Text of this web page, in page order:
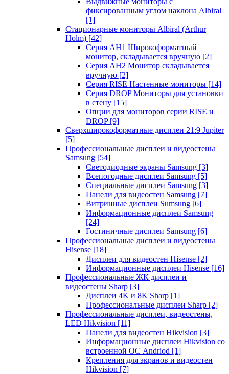
фиксированным углом наклона Albiral
[1]
Стационарные мониторы Albiral (Arthur
Holm) [42]
Серия AH1 Широкоформатный
монитор, складывается вручную [2]
Серия AH2 Монитор складывается
вручную [2]
Серия RISE Настенные мониторы [14]
Серия DROP Мониторы для установки
в стену [15]
Опции для мониторов серии RISE и
DROP [9]
Сверхширокоформатные дисплеи 21:9 Jupiter
[5]
Профессиональные дисплеи и видеостены
Samsung [54]
Светодиодные экраны Samsung [3]
Всепогодные дисплеи Samsung [5]
Специальные дисплеи Samsung [3]
Панели для видеостен Samsung [7]
Витринные дисплеи Sumsung [6]
Информационные дисплеи Samsung
[24]
Гостиничные дисплеи Samsung [6]
Профессиональные дисплеи и видеостены
Hisense [18]
Дисплеи для видеостен Hisense [2]
Информационные дисплеи Hisense [16]
Профессиональные ЖК дисплеи и
видеостены Sharp [3]
Дисплеи 4K и 8K Sharp [1]
Профессиональные дисплеи Sharp [2]
Профессиональные дисплеи, видеостены,
LED Hikvision [11]
Панели для видеостен Hikvision [3]
Информационные дисплеи Hikvision со
встроенной ОС Andriod [1]
Крепления для экранов и видеостен
Hikvision [7]